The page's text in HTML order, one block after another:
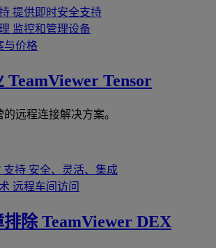
提供即时安全支持
监控和管理设备
与价格
TeamViewer Tensor
远程连接解决方案。
支持 安全、灵活、集成
远程车间访问
排除 TeamViewer DEX